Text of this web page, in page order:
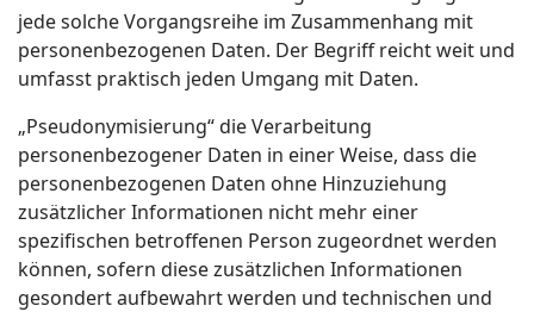
jede solche Vorgangsreihe im Zusammenhang mit
personenbezogenen Daten. Der Begriff reicht weit und
umfasst praktisch jeden Umgang mit Daten.
„Pseudonymisierung“ die Verarbeitung
personenbezogener Daten in einer Weise, dass die
personenbezogenen Daten ohne Hinzuziehung
zusätzlicher Informationen nicht mehr einer
spezifischen betroffenen Person zugeordnet werden
können, sofern diese zusätzlichen Informationen
gesondert aufbewahrt werden und technischen und